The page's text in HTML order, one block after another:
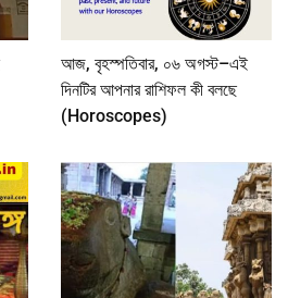
আজ, বৃহস্পতিবার, ০৬ অগস্ট–এই
দিনটির আপনার রাশিফল কী বলছে
(Horoscopes)